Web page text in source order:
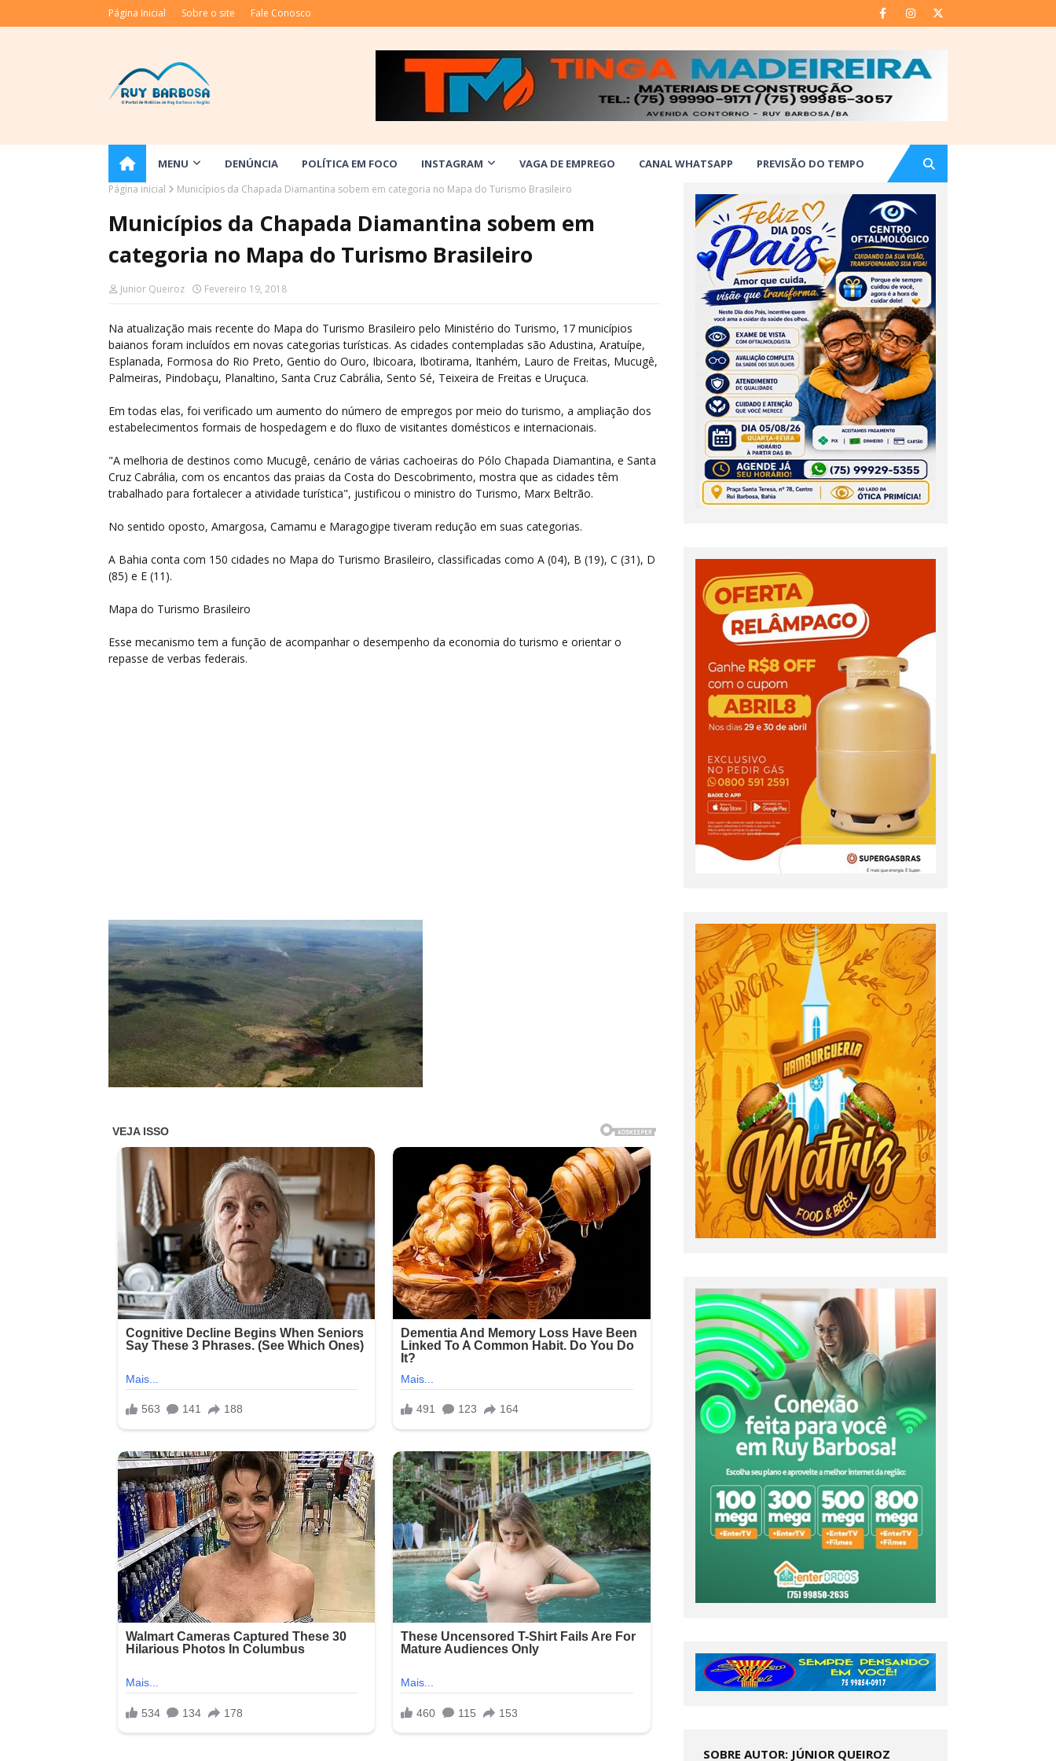
Página Inicial Sobre o site Fale Conosco
MENU DENÚNCIA POLÍTICA EM FOCO INSTAGRAM VAGA DE EMPREGO CANAL WHATSAPP PREVISÃO DO TEMPO
Página inicial Municípios da Chapada Diamantina sobem em categoria no Mapa do Turismo Brasileiro
Municípios da Chapada Diamantina sobem em
categoria no Mapa do Turismo Brasileiro
Junior Queiroz Fevereiro 19, 2018
Na atualização mais recente do Mapa do Turismo Brasileiro pelo Ministério do Turismo, 17 municípios
baianos foram incluídos em novas categorias turísticas. As cidades contempladas são Adustina, Aratuípe,
Esplanada, Formosa do Rio Preto, Gentio do Ouro, Ibicoara, Ibotirama, Itanhém, Lauro de Freitas, Mucugê,
Palmeiras, Pindobaçu, Planaltino, Santa Cruz Cabrália, Sento Sé, Teixeira de Freitas e Uruçuca.
Em todas elas, foi verificado um aumento do número de empregos por meio do turismo, a ampliação dos
estabelecimentos formais de hospedagem e do fluxo de visitantes domésticos e internacionais.
"A melhoria de destinos como Mucugê, cenário de várias cachoeiras do Pólo Chapada Diamantina, e Santa
Cruz Cabrália, com os encantos das praias da Costa do Descobrimento, mostra que as cidades têm
trabalhado para fortalecer a atividade turística", justificou o ministro do Turismo, Marx Beltrão.
No sentido oposto, Amargosa, Camamu e Maragogipe tiveram redução em suas categorias.
A Bahia conta com 150 cidades no Mapa do Turismo Brasileiro, classificadas como A (04), B (19), C (31), D
(85) e E (11).
Mapa do Turismo Brasileiro
Esse mecanismo tem a função de acompanhar o desempenho da economia do turismo e orientar o
repasse de verbas federais.
SOBRE AUTOR: JÚNIOR QUEIROZ